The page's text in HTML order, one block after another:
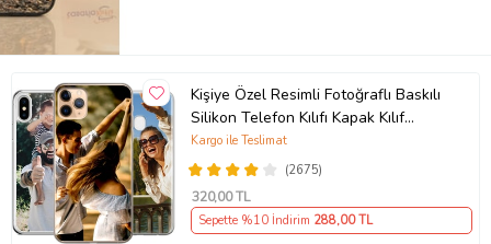
Kişiye Özel Resimli Fotoğraflı Baskılı
Silikon Telefon Kılıfı Kapak Kılıf
(Telefon Modelleri Açıklamada)
(2675)
Kargo ile Teslimat
320,00 TL
Sepette %10 İndirim 288,00 TL